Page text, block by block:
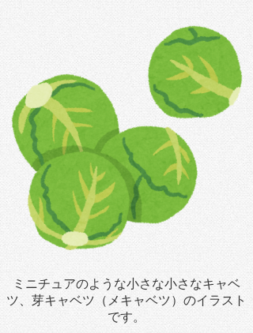
ミニチュアのような小さな小さなキャベ
ツ、芽キャベツ（メキャベツ）のイラスト
です。